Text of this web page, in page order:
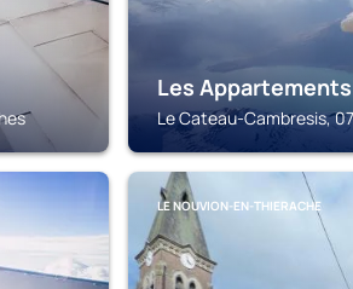
Les
Le Cateau-Cambresis,
LE NOUVION-EN-THIERACHE